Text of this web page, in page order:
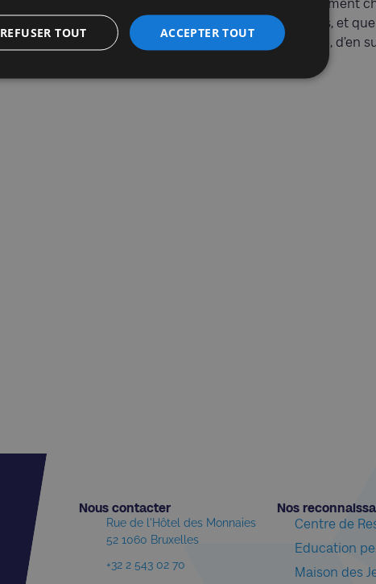
qu’un tel amour était vraiment
entre une mère et son fils, et
la peine, par cette lecture, d’en
Nous contacter​
Rue de l'Hôtel des Monnaies
52 1060 Bruxelles
+32 2 543 02 70
Nos
Centre de
Education
Maison des
ACCEPTER TOUT
REFUSER TOUT